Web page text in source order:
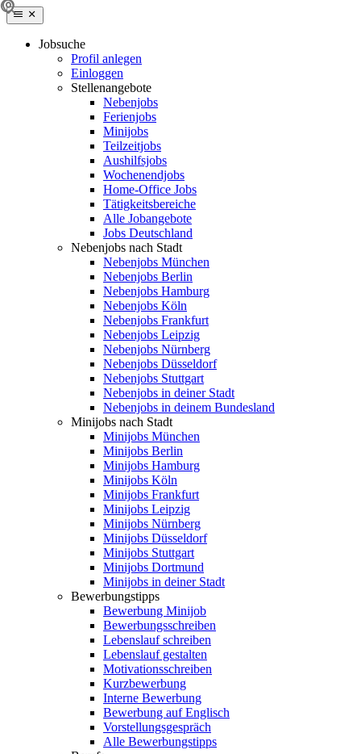
Jobsuche
Profil anlegen
Einloggen
Stellenangebote
Nebenjobs
Ferienjobs
Minijobs
Teilzeitjobs
Aushilfsjobs
Wochenendjobs
Home-Office Jobs
Tätigkeitsbereiche
Alle Jobangebote
Jobs Deutschland
Nebenjobs nach Stadt
Nebenjobs München
Nebenjobs Berlin
Nebenjobs Hamburg
Nebenjobs Köln
Nebenjobs Frankfurt
Nebenjobs Leipzig
Nebenjobs Nürnberg
Nebenjobs Düsseldorf
Nebenjobs Stuttgart
Nebenjobs in deiner Stadt
Nebenjobs in deinem Bundesland
Minijobs nach Stadt
Minijobs München
Minijobs Berlin
Minijobs Hamburg
Minijobs Köln
Minijobs Frankfurt
Minijobs Leipzig
Minijobs Nürnberg
Minijobs Düsseldorf
Minijobs Stuttgart
Minijobs Dortmund
Minijobs in deiner Stadt
Bewerbungstipps
Bewerbung Minijob
Bewerbungsschreiben
Lebenslauf schreiben
Lebenslauf gestalten
Motivationsschreiben
Kurzbewerbung
Interne Bewerbung
Bewerbung auf Englisch
Vorstellungsgespräch
Alle Bewerbungstipps